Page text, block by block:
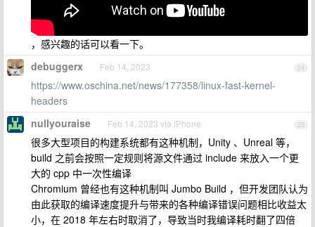
，感兴趣的话可以看一下。
24
debuggerx Feb 14, 2023
https://www.oschina.net/news/177358/linux-fast-kernel-
headers
25
nullyouraise Feb 14, 2023 via iPhone
很多大型项目的构建系统都有这种机制，Unity 、Unreal 等，
build 之前会按照一定规则将源文件通过 include 来放入一个更
大的 cpp 中一次性编译
Chromium 曾经也有这种机制叫 Jumbo Build ，但开发团队认为
由此获取的编译速度提升与带来的各种编译错误问题相比收益太
小，在 2018 年左右时取消了，导致当时我编译耗时翻了四倍